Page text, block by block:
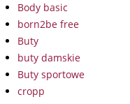
Body basic
born2be free
Buty
buty damskie
Buty sportowe
cropp